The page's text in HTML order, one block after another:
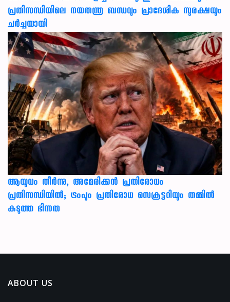
പ്രതിസന്ധിയിലെ നയതന്ത്ര ബന്ധവും പ്രാദേശിക സുരക്ഷയും
ചർച്ചയായി
ആയുധം തീർന്നു, അമേരിക്കൻ പ്രതിരോധം
പ്രതിസന്ധിയിൽ; ട്രംപും പ്രതിരോധ സെക്രട്ടറിയും തമ്മിൽ
കടുത്ത ഭിന്നത
ABOUT US